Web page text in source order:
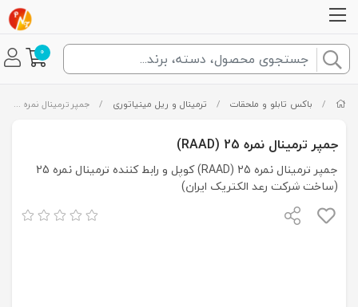
0
/ باکس تابلو و ملحقات / ترمینال و ریل مینیاتوری / جمپر ترمینال نمره 25 (RAAD)
جمپر ترمینال نمره 25 (RAAD)
جمپر ترمینال نمره 25 (RAAD) کوپل و رابط کننده ترمینال نمره 25
(ساخت شرکت رعد الکتریک ایران)